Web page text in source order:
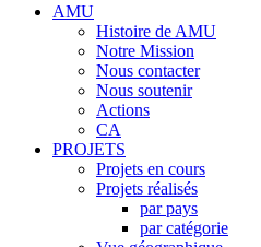
AMU
Histoire de AMU
Notre Mission
Nous contacter
Nous soutenir
Actions
CA
PROJETS
Projets en cours
Projets réalisés
par pays
par catégorie